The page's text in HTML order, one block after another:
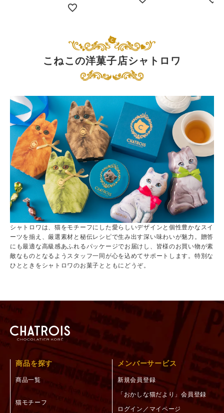
こねこの洋菓子店シャトロワ
シャトロワは、猫をモチーフにした愛らしいデザインと個性豊かなスイ
ーツを揃え、厳選素材と秘伝レシピで生み出す深い味わいが魅力。贈答
にも最適な高級感あふれるパッケージでお届けし、皆様のお買い物が素
敵なものとなるようスタッフ一同が心を込めてサポートします。特別な
ひとときをシャトロワのお菓子とともにどうぞ。
商品を探す
商品一覧
猫モチーフ
メンバーサービス
新規会員登録
「おかしな猫だより」会員登録
ログイン／マイページ